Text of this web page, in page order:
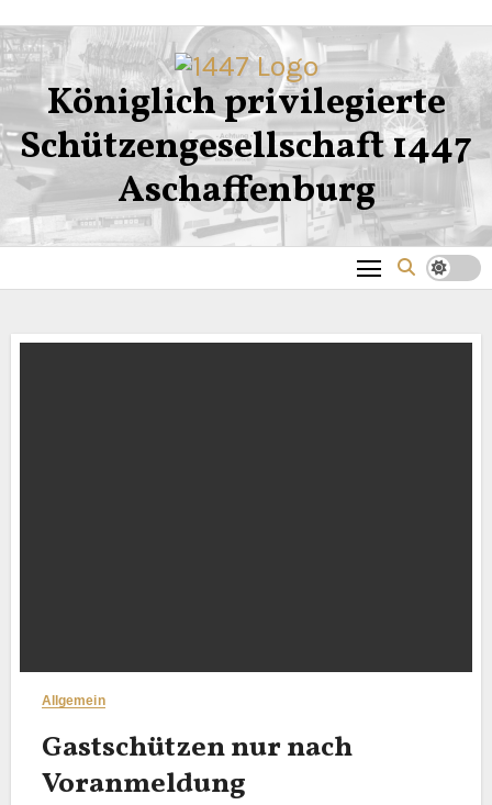
Inhalt
springen
Königlich privilegierte
Schützengesellschaft 1447
Aschaffenburg
Allgemein
Gastschützen nur nach
Voranmeldung